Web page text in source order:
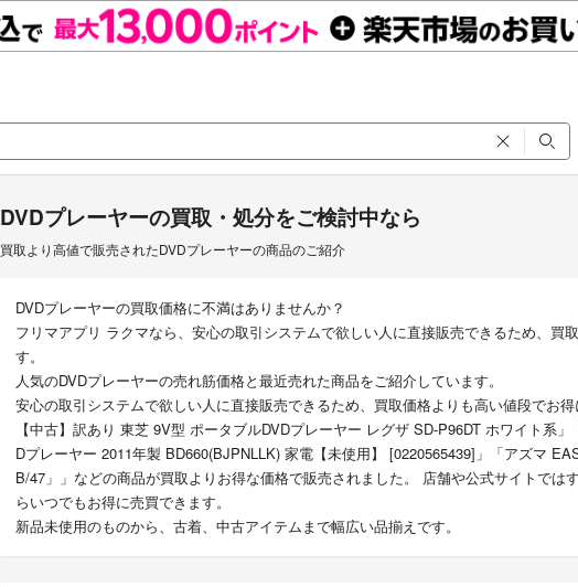
DVDプレーヤーの買取・処分をご検討中なら
買取より高値で販売されたDVDプレーヤーの商品のご紹介
DVDプレーヤーの買取価格に不満はありませんか？
フリマアプリ ラクマなら、安心の取引システムで欲しい人に直接販売できるため、買
す。
人気のDVDプレーヤーの売れ筋価格と最近売れた商品をご紹介しています。
安心の取引システムで欲しい人に直接販売できるため、買取価格よりも高い値段でお
【中古】訳あり 東芝 9V型 ポータブルDVDプレーヤー レグザ SD-P96DT ホワイト系
Dプレーヤー 2011年製 BD660(BJPNLLK) 家電【未使用】 [0220565439]」「アズマ
B/47」」などの商品が買取よりお得な価格で販売されました。 店舗や公式サイトでは
らいつでもお得に売買できます。
新品未使用のものから、古着、中古アイテムまで幅広い品揃えです。